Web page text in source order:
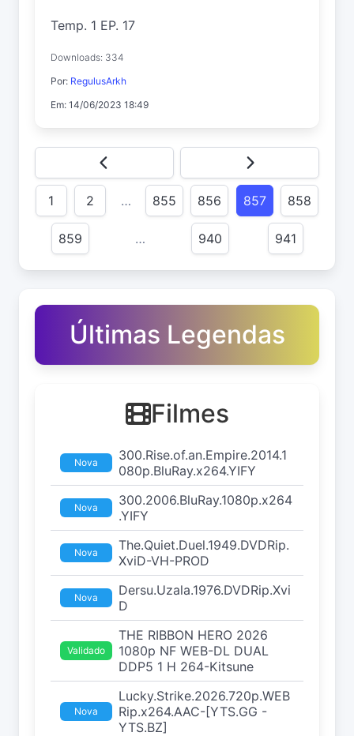
Temp. 1 EP. 17
Downloads: 334
Por: RegulusArkh
Em: 14/06/2023 18:49
1 2 … 855 856 857 858
859 … 940 941
Últimas Legendas
Filmes
Nova
300.Rise.of.an.Empire.2014.1
080p.BluRay.x264.YIFY
Nova
300.2006.BluRay.1080p.x264
.YIFY
Nova
The.Quiet.Duel.1949.DVDRip.
XviD-VH-PROD
Nova
Dersu.Uzala.1976.DVDRip.Xvi
D
Validado
THE RIBBON HERO 2026
1080p NF WEB-DL DUAL
DDP5 1 H 264-Kitsune
Nova
Lucky.Strike.2026.720p.WEB
Rip.x264.AAC-[YTS.GG -
YTS.BZ]